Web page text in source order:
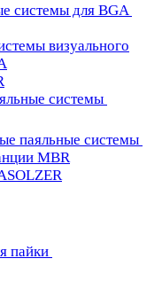
системы для BGA
визуального
системы
паяльные системы
MBR
пайки